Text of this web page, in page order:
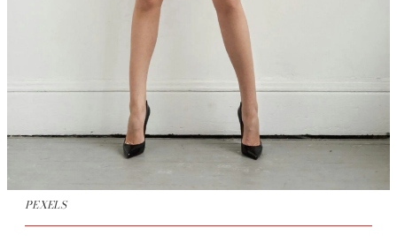
PEXELS